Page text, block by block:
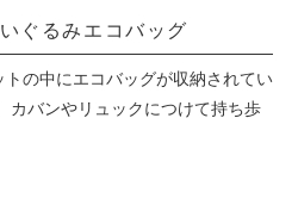
ぐるみエコバッグ
の中にエコバッグが収納されてい
カバンやリュックにつけて持ち歩